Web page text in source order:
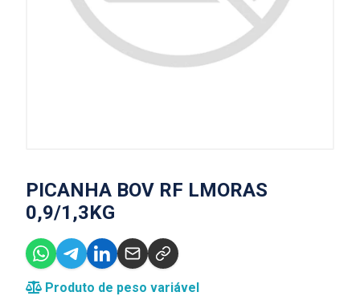
PICANHA BOV RF LMORAS
0,9/1,3KG
Produto de peso variável